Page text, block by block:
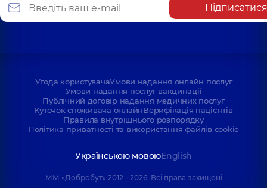
Підписатися
Угода користувачаУмови надання онлайн послуг
Умови надання послуг вакцинації
Публічний договір надання медичних послуг
Куточок споживача онлайнВерифікація пацієнтів
Правила внутрішнього розпорядку
Політика приватності та використання файлів cookie
Українською мовоюEnglish
ММ «Добробут» 2012 - 2026. Всі права захищені